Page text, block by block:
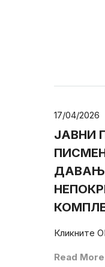
17/04/2026
ЈАВНИ
Кликните
Read More